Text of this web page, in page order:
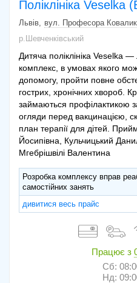
Поліклініка
Львів
вул. Професора
р.Шевченківський
Дитяча поліклініка Veselka —
комплекс, в умовах якого
допомогу, пройти повне
гострих, хронічних хвороб.
займаються профілактикою
огляди перед вакцинацією,
план терапії для дітей.
Йосипівна, Кульчицький
Мгебрішвілі Валентина
Розробка комплексу вправ
самостійних занять
дивитися весь прайс
Працює з
Сб:
Нд: